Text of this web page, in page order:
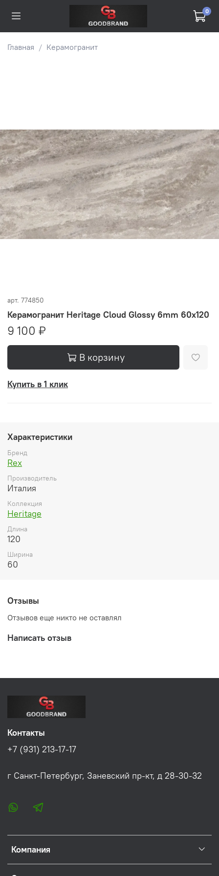
0
Главная Керамогранит
арт. 774850
Керамогранит Heritage Cloud Glossy 6mm 60x120
9 100 ₽
В корзину
Купить в 1 клик
Характеристики
Бренд
Rex
Производитель
Италия
Коллекция
Heritage
Длина
120
Ширина
60
Отзывы
Отзывов еще никто не оставлял
Написать отзыв
Компания
Контакты
+7 (931) 213-17-17
г Санкт-Петербург, Заневский пр-кт, д 28-30-32